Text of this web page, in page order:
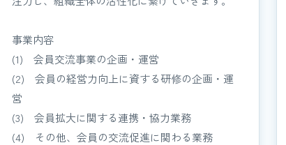
事業内容
(1) 会員交流事業の企画・運営
(2) 会員の経営力向上に資する研修の企画・運
営
(3) 会員拡大に関する連携・協力業務
(4) その他、会員の交流促進に関わる業務